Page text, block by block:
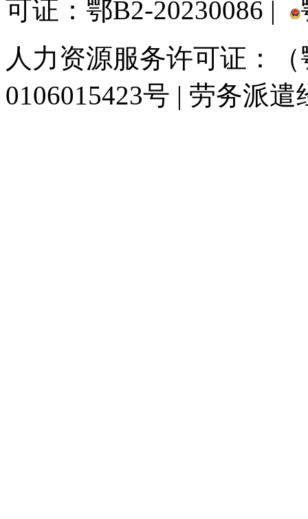
可证：鄂B2-20230086 |
人力资源服务许可证：
0106015423号 | 劳务派